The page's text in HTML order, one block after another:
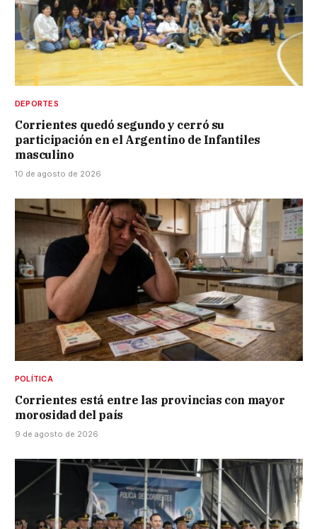
DEPORTES
Corrientes quedó segundo y cerró su
participación en el Argentino de Infantiles
masculino
10 de agosto de 2026
POLÍTICA
Corrientes está entre las provincias con mayor
morosidad del país
9 de agosto de 2026